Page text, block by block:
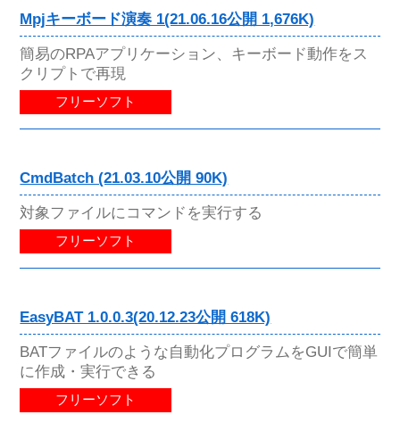
Mpjキーボード演奏 1(21.06.16公開 1,676K)
簡易のRPAアプリケーション、キーボード動作をス
クリプトで再現
フリーソフト
CmdBatch (21.03.10公開 90K)
対象ファイルにコマンドを実行する
フリーソフト
EasyBAT 1.0.0.3(20.12.23公開 618K)
BATファイルのような自動化プログラムをGUIで簡単
に作成・実行できる
フリーソフト